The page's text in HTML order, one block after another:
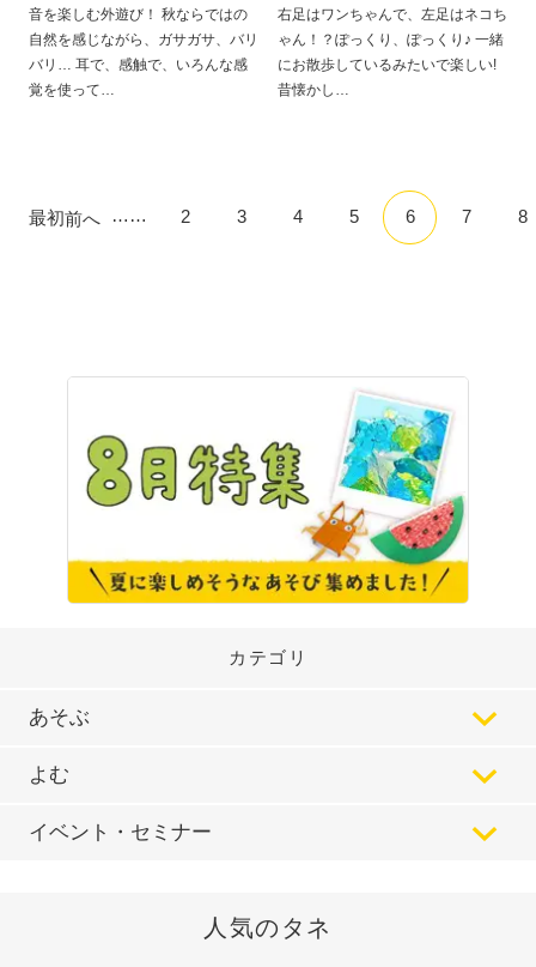
音を楽しむ外遊び！ 秋ならではの
自然を感じながら、ガサガサ、バリ
バリ… 耳で、感触で、いろんな感
覚を使って
右足はワンちゃんで、左足はネコち
ゃん！？ぽっくり、ぽっくり♪ 一緒
にお散歩しているみたいで楽しい!
昔懐かし
最初前へ …… 2 3 4 5 6 7 8
カテゴリ
あそぶ
よむ
イベント・セミナー
人気のタネ